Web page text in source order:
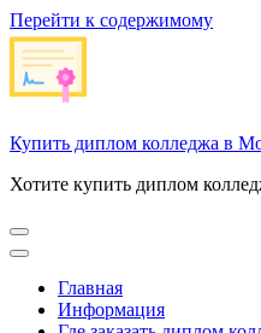
Перейти к содержимому
Купить диплом колледжа в
Хотите купить диплом
Главная
Информация